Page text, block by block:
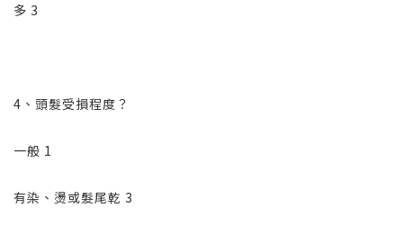
多 3
4、頭髮受損程度？
一般 1
有染、燙或髮尾乾 3